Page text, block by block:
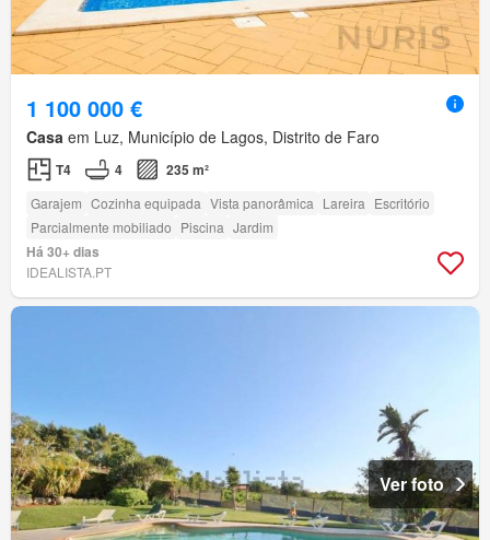
1 100 000 €
Casa em Luz, Município de Lagos, Distrito de Faro
T4 4 235 m²
Garajem Cozinha equipada Vista panorâmica Lareira Escritório
Parcialmente mobiliado Piscina Jardim
Há 30+ dias
IDEALISTA.PT
Ver foto